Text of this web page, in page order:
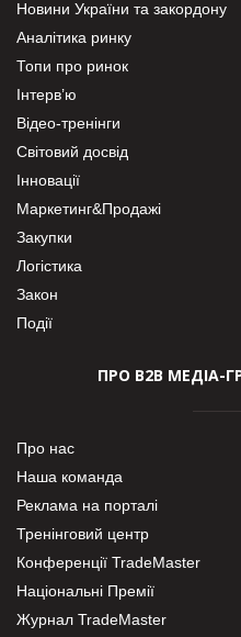
Новини України та закордону
Аналітика ринку
Топи про ринок
Інтерв’ю
Відео-тренінги
Світовий досвід
Інновації
Маркетинг&Продажі
Закупки
Логістика
Закон
Події
ПРО В2В МЕДІА-
Про нас
Наша команда
Реклама на порталі
Тренінговий центр
Конференції TradeMaster
Національні Премії
Журнал TradeMaster